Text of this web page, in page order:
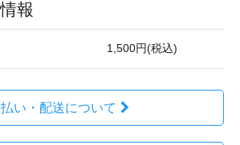
報
1,500円(税込)
い・配送について